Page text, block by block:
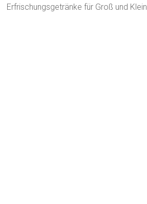
Erfrischungsgetränke für Groß und Klein.